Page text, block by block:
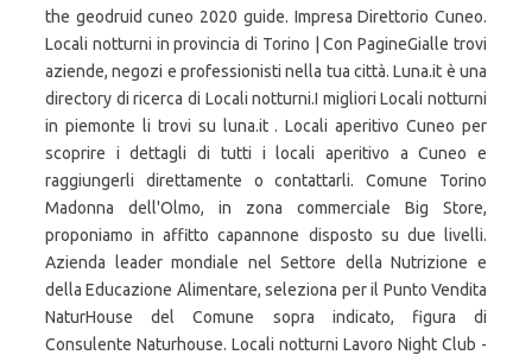
the geodruid cuneo 2020 guide. Impresa Direttorio Cuneo.
Locali notturni in provincia di Torino | Con PagineGialle trovi
aziende, negozi e professionisti nella tua città. Luna.it è una
directory di ricerca di Locali notturni.I migliori Locali notturni
in piemonte li trovi su luna.it . Locali aperitivo Cuneo per
scoprire i dettagli di tutti i locali aperitivo a Cuneo e
raggiungerli direttamente o contattarli. Comune Torino
Madonna dell'Olmo, in zona commerciale Big Store,
proponiamo in affitto capannone disposto su due livelli.
Azienda leader mondiale nel Settore della Nutrizione e
della Educazione Alimentare, seleziona per il Punto Vendita
NaturHouse del Comune sopra indicato, figura di
Consulente Naturhouse. Locali notturni Lavoro Night Club -